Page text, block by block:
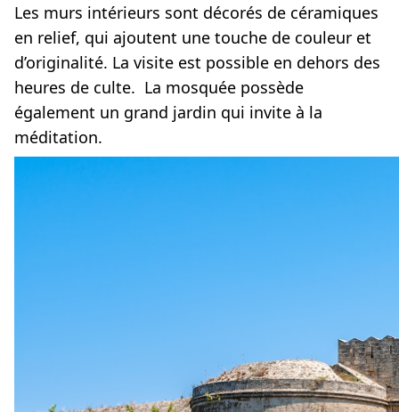
Les murs intérieurs sont décorés de céramiques
en relief, qui ajoutent une touche de couleur et
d’originalité. La visite est possible en dehors des
heures de culte. La mosquée possède
également un grand jardin qui invite à la
méditation.